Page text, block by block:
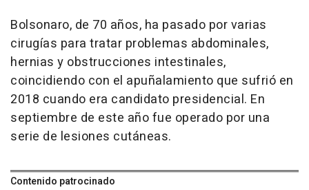
Bolsonaro, de 70 años, ha pasado por varias
cirugías para tratar problemas abdominales,
hernias y obstrucciones intestinales,
coincidiendo con el apuñalamiento que sufrió en
2018 cuando era candidato presidencial. En
septiembre de este año fue operado por una
serie de lesiones cutáneas.
Contenido patrocinado